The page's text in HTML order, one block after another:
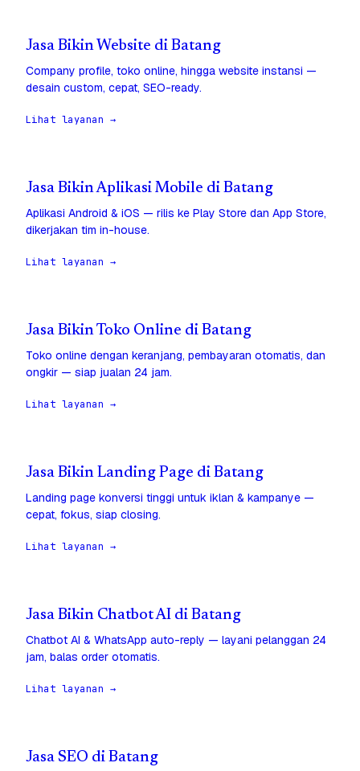
Jasa Bikin Website di Batang
Company profile, toko online, hingga website instansi —
desain custom, cepat, SEO-ready.
Lihat layanan →
Jasa Bikin Aplikasi Mobile di Batang
Aplikasi Android & iOS — rilis ke Play Store dan App Store,
dikerjakan tim in-house.
Lihat layanan →
Jasa Bikin Toko Online di Batang
Toko online dengan keranjang, pembayaran otomatis, dan
ongkir — siap jualan 24 jam.
Lihat layanan →
Jasa Bikin Landing Page di Batang
Landing page konversi tinggi untuk iklan & kampanye —
cepat, fokus, siap closing.
Lihat layanan →
Jasa Bikin Chatbot AI di Batang
Chatbot AI & WhatsApp auto-reply — layani pelanggan 24
jam, balas order otomatis.
Lihat layanan →
Jasa SEO di Batang